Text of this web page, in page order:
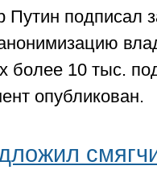
подписал
более 10 тыс.
опубликован.